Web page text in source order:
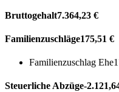
Bruttogehalt7.364,23 €
Familienzuschläge175,51 €
Familienzuschlag Ehe
Steuerliche Abzüge-